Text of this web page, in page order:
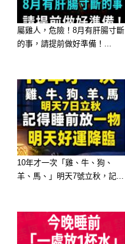
–
–
–
–
屬雞人，危險！8月有肝腸寸斷
的事，請提前做好準備！...
10年才一次「雞、牛、狗、
羊、馬、」明天7號立秋，記...